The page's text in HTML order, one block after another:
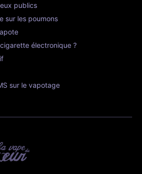
publics
sur les poumons
électronique ?
sur le vapotage